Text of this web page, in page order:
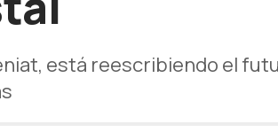
está reescribiendo el